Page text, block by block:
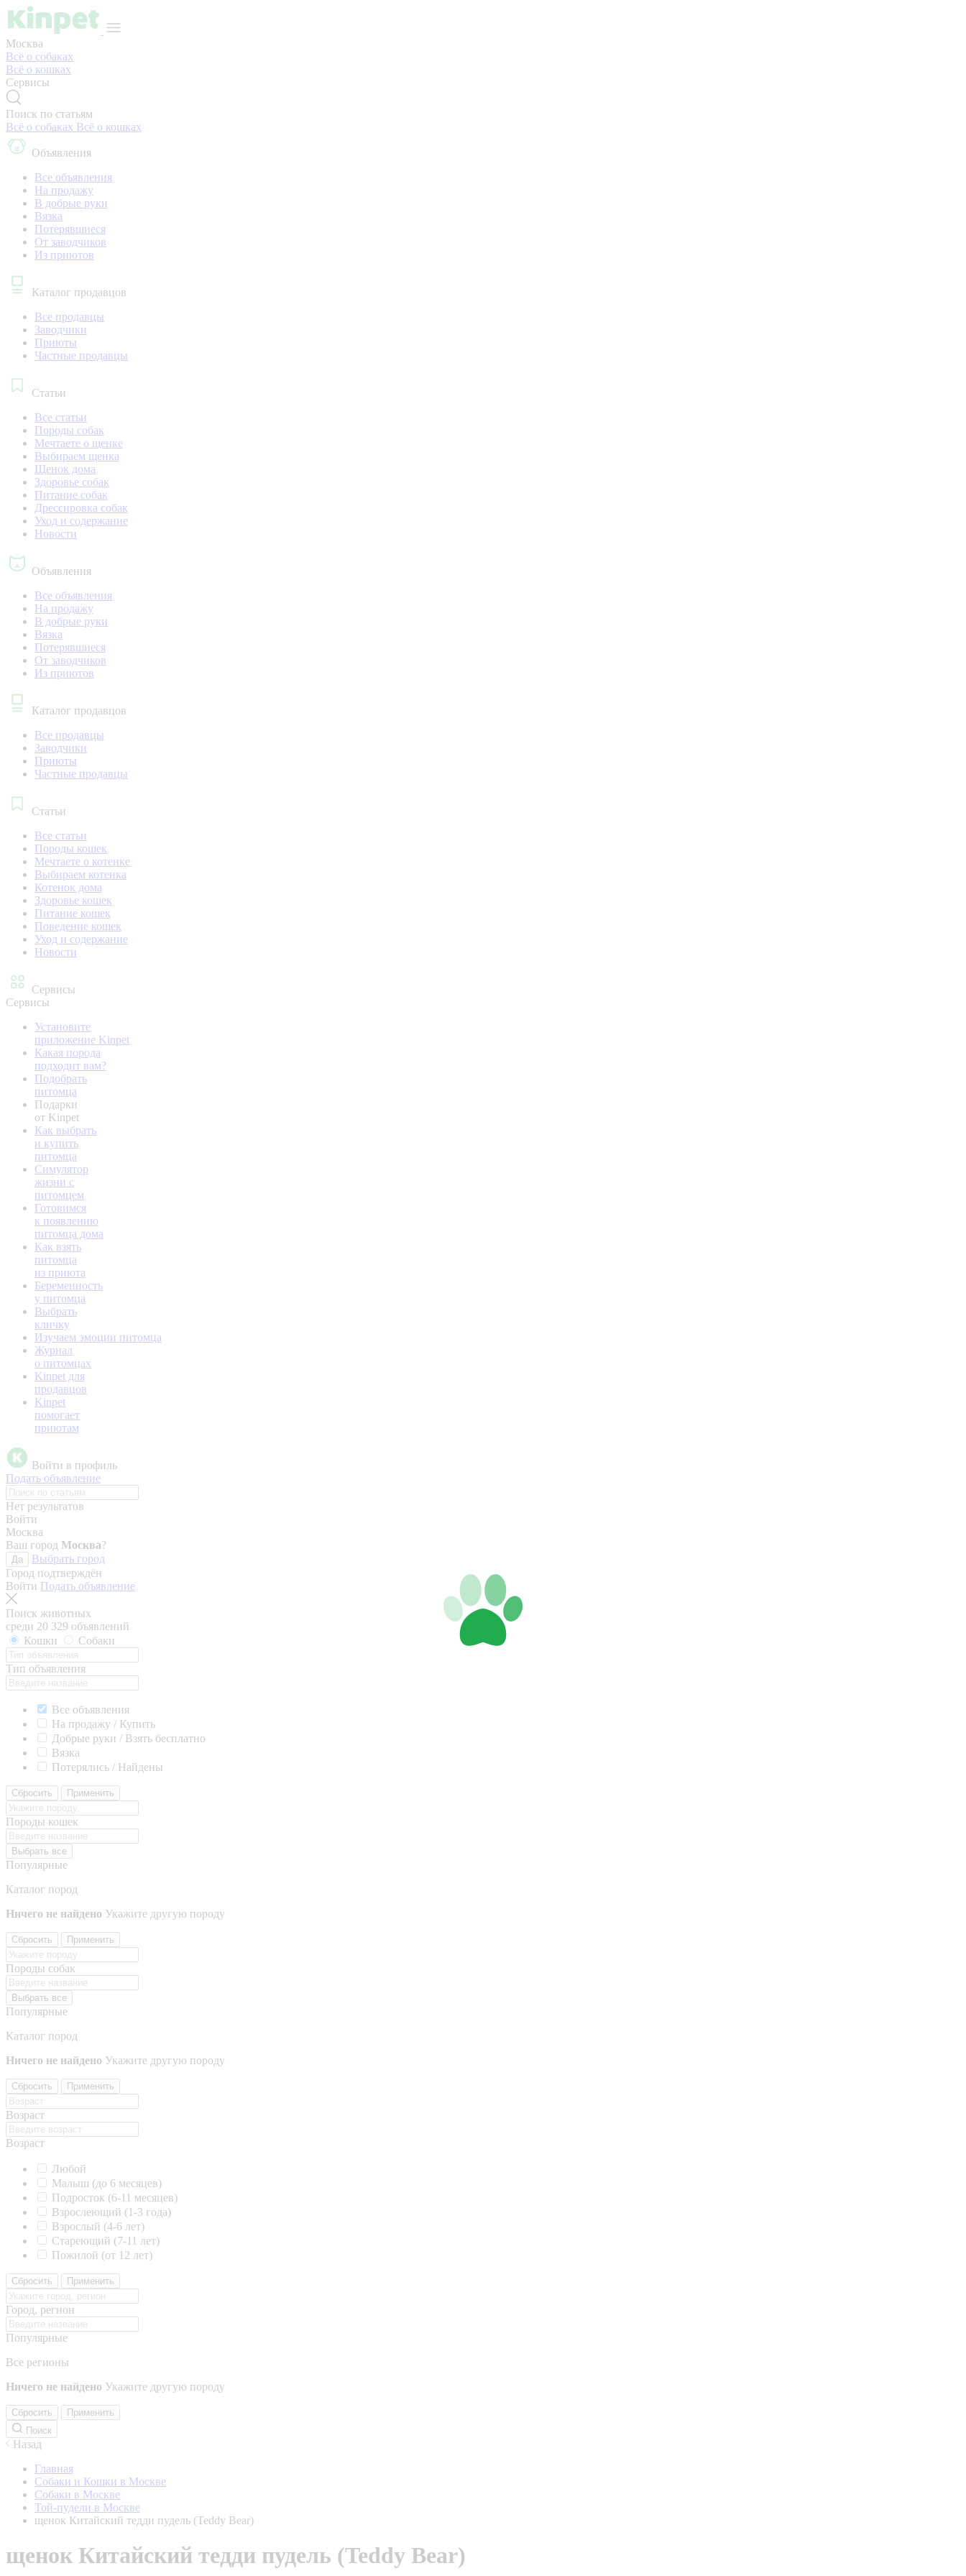
Москва
Всё о собаках
Всё о кошках
Сервисы
Поиск по статьям
Всё о собаках Всё о кошках
Объявления
Все объявления
На продажу
В добрые руки
Вязка
Потерявшиеся
От заводчиков
Из приютов
Каталог продавцов
Все продавцы
Заводчики
Приюты
Частные продавцы
Статьи
Все статьи
Породы собак
Мечтаете о щенке
Выбираем щенка
Щенок дома
Здоровье собак
Питание собак
Дрессировка собак
Уход и содержание
Новости
Объявления
Все объявления
На продажу
В добрые руки
Вязка
Потерявшиеся
От заводчиков
Из приютов
Каталог продавцов
Все продавцы
Заводчики
Приюты
Частные продавцы
Статьи
Все статьи
Породы кошек
Мечтаете о котенке
Выбираем котенка
Котенок дома
Здоровье кошек
Питание кошек
Поведение кошек
Уход и содержание
Новости
Сервисы
Сервисы
Установите
приложение Kinpet
Какая порода
подходит вам?
Подобрать
питомца
Подарки
от Kinpet
Как выбрать
и купить
питомца
Симулятор
жизни с
питомцем
Готовимся
к появлению
питомца дома
Как взять
питомца
из приюта
Беременность
у питомца
Выбрать
кличку
Изучаем эмоции питомца
Журнал
о питомцах
Kinpet для
продавцов
Kinpet
помогает
приютам
Войти в профиль
Подать объявление
Нет результатов
Войти
Москва
Ваш город Москва?
Да
Выбрать город
Город подтверждён
Войти Подать объявление
Поиск животных
среди 20 329 объявлений
Кошки
Собаки
Тип объявления
Все объявления
На продажу / Купить
Добрые руки / Взять бесплатно
Вязка
Потерялись / Найдены
Сбросить Применить
Породы кошек
Выбрать все
Популярные
Каталог пород
Ничего не найдено Укажите другую породу
Сбросить Применить
Породы собак
Выбрать все
Популярные
Каталог пород
Ничего не найдено Укажите другую породу
Сбросить Применить
Возраст
Возраст
Любой
Малыш (до 6 месяцев)
Подросток (6-11 месяцев)
Взрослеющий (1-3 года)
Взрослый (4-6 лет)
Стареющий (7-11 лет)
Пожилой (от 12 лет)
Сбросить Применить
Город, регион
Популярные
Все регионы
Ничего не найдено Укажите другую породу
Сбросить
Применить
Поиск
Назад
Главная
Собаки и Кошки в Москве
Собаки в Москве
Той-пудели в Москве
щенок Китайский тедди пудель (Teddy Bear)
щенок Китайский тедди пудель (Teddy Bear)